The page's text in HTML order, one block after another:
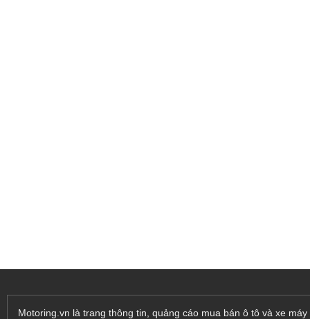
Motoring.vn là trang thông tin, quảng cáo mua bán ô tô và xe